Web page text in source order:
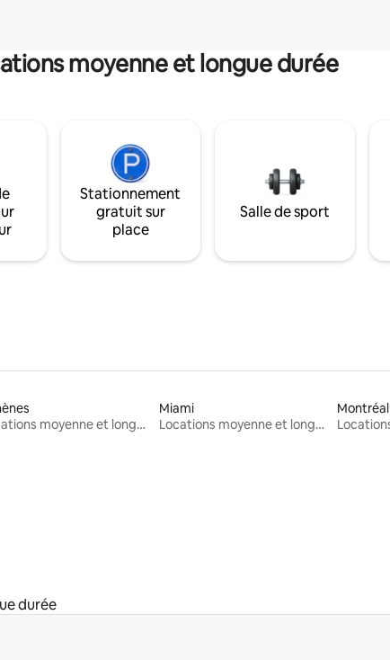
moyenne et longue durée
Stationnement
gratuit sur
place
Salle de sport
Locations moyenne et longue durée
Miami
Locations moyenne et longue durée
Montréal
durée